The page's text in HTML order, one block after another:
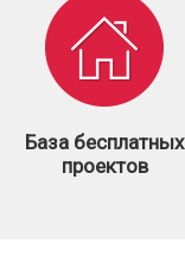
База бесплатных
проектов